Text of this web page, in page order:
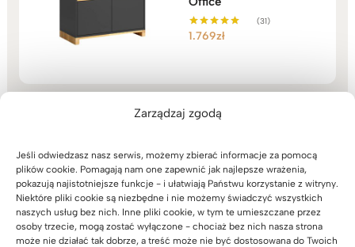
Zarządzaj zgodą
Jeśli odwiedzasz nasz serwis, możemy zbierać informacje za pomocą
plików cookie. Pomagają nam one zapewnić jak najlepsze wrażenia,
pokazują najistotniejsze funkcje - i ułatwiają Państwu korzystanie z witryny.
Niektóre pliki cookie są niezbędne i nie możemy świadczyć wszystkich
naszych usług bez nich. Inne pliki cookie, w tym te umieszczane przez
osoby trzecie, mogą zostać wyłączone - chociaż bez nich nasza strona
może nie działać tak dobrze, a treść może nie być dostosowana do Twoich
Oceniono
(31)
1.769zł
Nowoczesna szafa do
biura na segregatory z
kolekcji Modern Office
Oceniono
5.00
na 5
(38)
2.999zł